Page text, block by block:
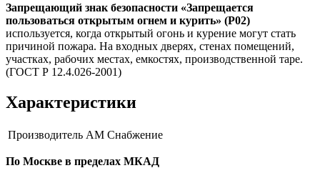
Запрещающий знак безопасности «Запрещается
пользоваться открытым огнем и курить» (P02)
используется, когда открытый огонь и курение могут стать
причиной пожара. На входных дверях, стенах помещений,
участках, рабочих местах, емкостях, производственной таре.
(ГОСТ Р 12.4.026-2001)
Характеристики
Производитель АМ Снабжение
По Москве в пределах МКАД